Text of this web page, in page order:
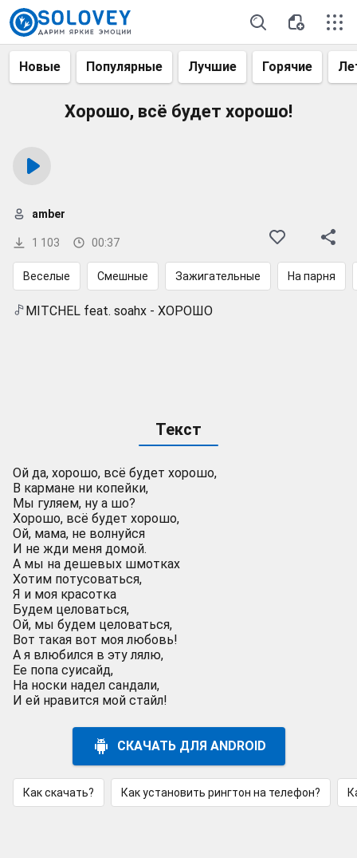
Новые Популярные Лучшие Горячие
Хорошо, всё будет хорошо!
1 103 00:37
amber
Веселые Смешные Зажигательные На парня
MITCHEL feat. soahx - ХОРОШО
Текст
Ой да, хорошо, всё будет хорошо,
В кармане ни копейки,
Мы гуляем, ну а шо?
Хорошо, всё будет хорошо,
Ой, мама, не волнуйся
И не жди меня домой.
А мы на дешевых шмотках
Хотим потусоваться,
Я и моя красотка
Будем целоваться,
Ой, мы будем целоваться,
Вот такая вот моя любовь!
А я влюбился в эту лялю,
Ее попа суисайд,
На носки надел сандали,
И ей нравится мой стайл!
СКАЧАТЬ ДЛЯ ANDROID
Как скачать? Как установить рингтон на телефон?